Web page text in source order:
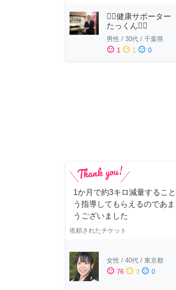
🏋️‍♂️健康サポーター
たっくん🏋️‍♂️
男性 / 30代 / 千葉県
sentiment_satisfied 1 sentiment_neutral 1 sentiment_dissatisfied 0
1か月で約3キロ減量するこ
う指導してもらえるのであ
うございました
依頼されたチケット
女性 / 40代 / 東京都
sentiment_satisfied 76 sentiment_neutral 3 sentiment_dissatisfied 0